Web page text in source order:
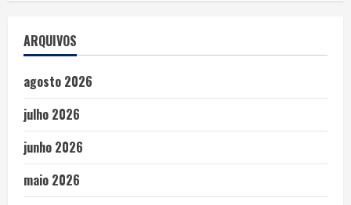
ARQUIVOS
agosto 2026
julho 2026
junho 2026
maio 2026